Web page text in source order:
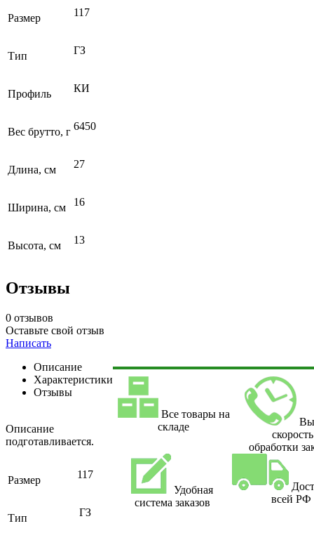
Размер 117
Тип ГЗ
Профиль КИ
Вес брутто, г 6450
Длина, см 27
Ширина, см 16
Высота, см 13
Отзывы
0 отзывов
Оставьте свой отзыв
Написать
Описание
Характеристики
Отзывы
Описание
подготавливается.
Размер 117
Тип ГЗ
Все товары на
складе
скорость
обработки
Удобная
система заказов
всей РФ